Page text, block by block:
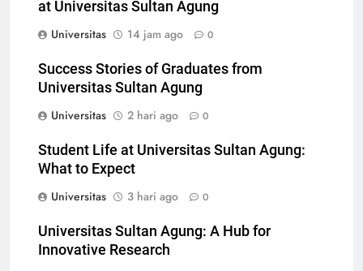
Success Stories of Graduates from
Student Life at Universitas Sultan Agung:
Universitas Sultan Agung: A Hub for